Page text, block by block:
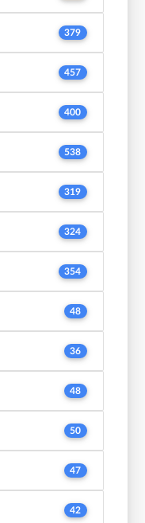
379
457
400
538
319
324
354
48
36
48
50
47
42